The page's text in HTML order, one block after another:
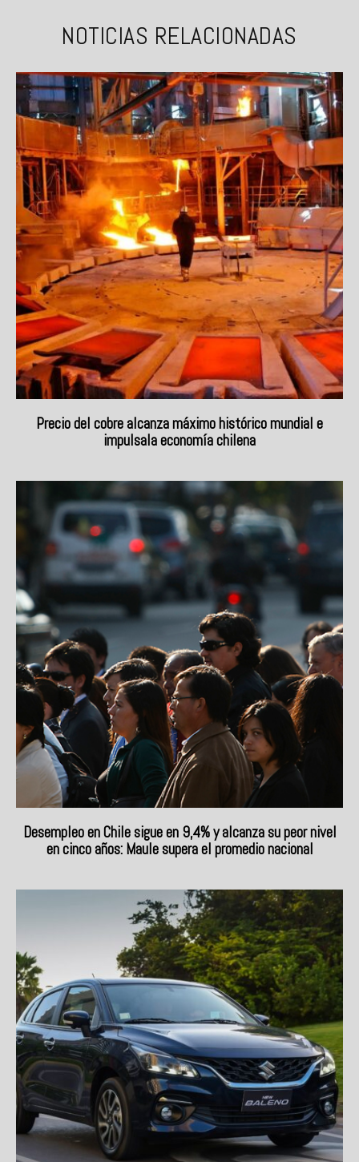
NOTICIAS RELACIONADAS
Precio del cobre alcanza máximo histórico mundial e
impulsala economía chilena
Desempleo en Chile sigue en 9,4% y alcanza su peor nivel
en cinco años: Maule supera el promedio nacional